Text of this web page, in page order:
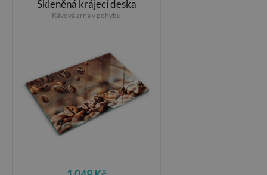
Skleněná krájecí deska
Kávová zrna v pohybu